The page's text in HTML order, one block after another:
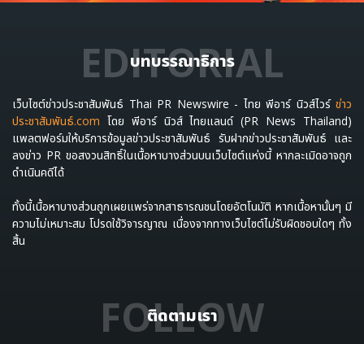
บทบรรณาธิการ
EDITORIAL
เว็บไซต์ข่าวประชาสัมพันธ์ Thai PR Newswire - ไทย พีอาร์ นิวส์ไวร์ ข่าว
ประชาสัมพันธ์.com โดย พีอาร์ นิวส์ ไทยแลนด์ (PR News Thailand)
แพลตฟอร์มให้บริการข้อมูลข่าวประชาสัมพันธ์ รับฝากข่าวประชาสัมพันธ์ และ
ลงข่าว PR ขอสงวนสิทธิ์ในเนื้อหาบางส่วนบนเว็บไซต์แห่งนี้ หากละเมิดอาจถูก
ดำเนินคดีได้
ทั้งนี้เนื้อหาบางส่วนถูกเผยแพร่จากสาธารณชนโดยอัตโนมัติ หากเนื้อหานั้นๆ มี
ความไม่เหมาะสม โปรดใช้วิจารญาณ เนื่องจากทางเว็บไซต์ไม่รับผิดชอบใดๆ ทั้ง
สิ้น
ติดตามเรา
FOLLOW